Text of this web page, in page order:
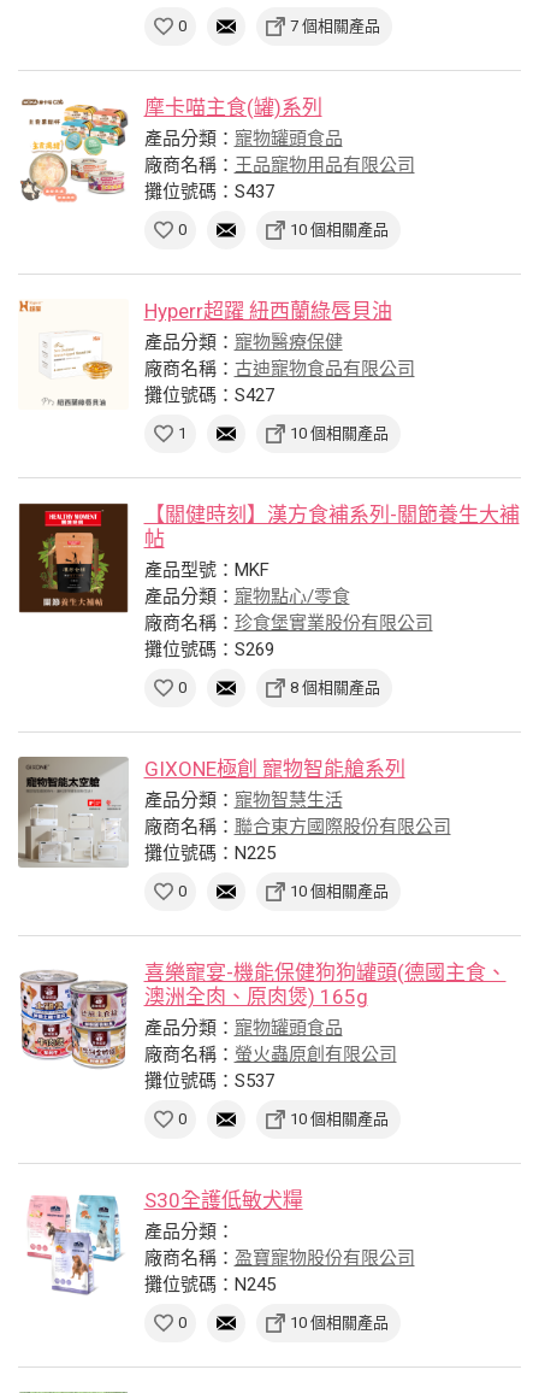
0 7 個相關產品
摩卡喵主食(罐)系列
產品分類： 寵物罐頭食品
廠商名稱： 王品寵物用品有限公司
攤位號碼：S437
0 10 個相關產品
Hyperr超躍 紐西蘭綠唇貝油
產品分類： 寵物醫療保健
廠商名稱： 古迪寵物食品有限公司
攤位號碼：S427
1 10 個相關產品
【關健時刻】漢方食補系列-關節養生大補
帖
產品型號：MKF
產品分類： 寵物點心/零食
廠商名稱： 珍食堡實業股份有限公司
攤位號碼：S269
0 8 個相關產品
GIXONE極創 寵物智能艙系列
產品分類： 寵物智慧生活
廠商名稱： 聯合東方國際股份有限公司
攤位號碼：N225
0 10 個相關產品
喜樂寵宴-機能保健狗狗罐頭(德國主食、
澳洲全肉、原肉煲) 165g
產品分類： 寵物罐頭食品
廠商名稱： 螢火蟲原創有限公司
攤位號碼：S537
0 10 個相關產品
S30全護低敏犬糧
產品分類：
廠商名稱： 盈寶寵物股份有限公司
攤位號碼：N245
0 10 個相關產品